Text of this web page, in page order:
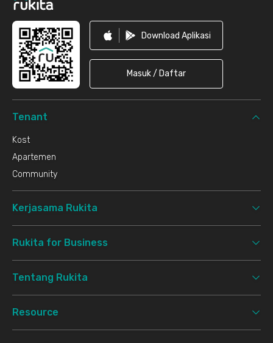
Download Aplikasi
Masuk / Daftar
Tenant
Kost
Apartemen
Community
Kerjasama Rukita
Rukita for Business
Tentang Rukita
Resource